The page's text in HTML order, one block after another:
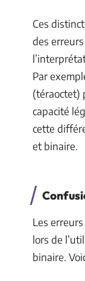
Ces
des
Par
(téraoctet)
capacité
cette
et binaire.
Les
lors de
binaire.